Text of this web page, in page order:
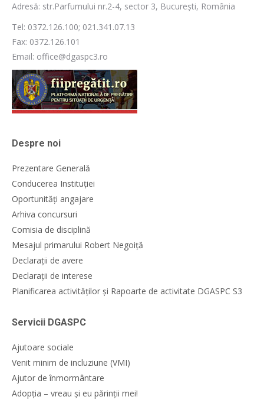
Adresă: str.Parfumului nr.2-4, sector 3, București, România
Tel: 0372.126.100; 021.341.07.13
Fax: 0372.126.101
Email: office@dgaspc3.ro
Despre noi
Prezentare Generală
Conducerea Instituției
Oportunități angajare
Arhiva concursuri
Comisia de disciplină
Mesajul primarului Robert Negoiță
Declarații de avere
Declarații de interese
Planificarea activităților și Rapoarte de activitate DGASPC S3
Servicii DGASPC
Ajutoare sociale
Venit minim de incluziune (VMI)
Ajutor de înmormântare
Adopția – vreau și eu părinții mei!